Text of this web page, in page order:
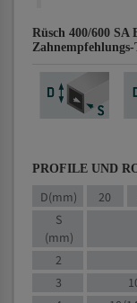
Rüsch 400/600
Zahnempfehlungs-
PROFILE UND
D(mm) 20
S
(mm)
2
3